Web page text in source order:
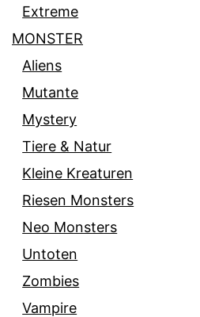
Extreme
MONSTER
Aliens
Mutante
Mystery
Tiere & Natur
Kleine Kreaturen
Riesen Monsters
Neo Monsters
Untoten
Zombies
Vampire